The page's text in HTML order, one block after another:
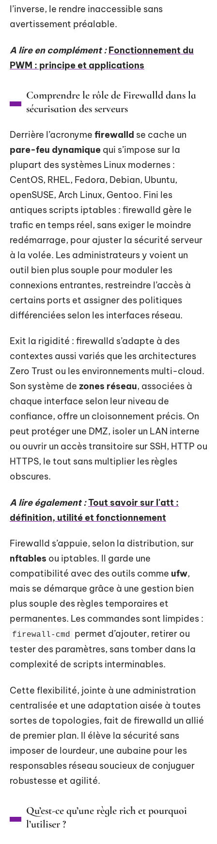
l’inverse, le rendre inaccessible sans
avertissement préalable.
A lire en complément : Fonctionnement du
PWM : principe et applications
Comprendre le rôle de Firewalld dans la
sécurisation des serveurs
Derrière l’acronyme firewalld se cache un
pare-feu dynamique qui s’impose sur la
plupart des systèmes Linux modernes :
CentOS, RHEL, Fedora, Debian, Ubuntu,
openSUSE, Arch Linux, Gentoo. Fini les
antiques scripts iptables : firewalld gère le
trafic en temps réel, sans exiger le moindre
redémarrage, pour ajuster la sécurité serveur
à la volée. Les administrateurs y voient un
outil bien plus souple pour moduler les
connexions entrantes, restreindre l’accès à
certains ports et assigner des politiques
différenciées selon les interfaces réseau.
Exit la rigidité : firewalld s’adapte à des
contextes aussi variés que les architectures
Zero Trust ou les environnements multi-cloud.
Son système de zones réseau, associées à
chaque interface selon leur niveau de
confiance, offre un cloisonnement précis. On
peut protéger une DMZ, isoler un LAN interne
ou ouvrir un accès transitoire sur SSH, HTTP ou
HTTPS, le tout sans multiplier les règles
obscures.
A lire également :Tout savoir sur l'att :
définition, utilité et fonctionnement
Firewalld s’appuie, selon la distribution, sur
nftables ou iptables. Il garde une
compatibilité avec des outils comme ufw,
mais se démarque grâce à une gestion bien
plus souple des règles temporaires et
permanentes. Les commandes sont limpides :
firewall-cmd
permet d’ajouter, retirer ou
tester des paramètres, sans tomber dans la
complexité de scripts interminables.
Cette flexibilité, jointe à une administration
centralisée et une adaptation aisée à toutes
sortes de topologies, fait de firewalld un allié
de premier plan. Il élève la sécurité sans
imposer de lourdeur, une aubaine pour les
responsables réseau soucieux de conjuguer
robustesse et agilité.
Qu’est-ce qu’une règle rich et pourquoi
l’utiliser ?